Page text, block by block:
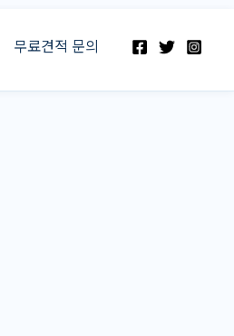
무료견적 문의